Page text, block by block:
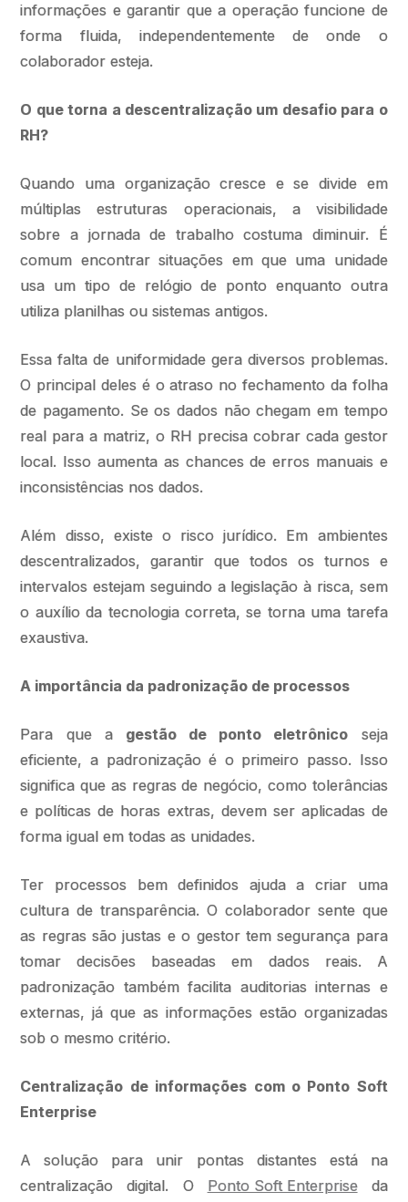
informações e garantir que a operação funcione de
forma fluida, independentemente de onde o
colaborador esteja.
O que torna a descentralização um desafio para o
RH?
Quando uma organização cresce e se divide em
múltiplas estruturas operacionais, a visibilidade
sobre a jornada de trabalho costuma diminuir. É
comum encontrar situações em que uma unidade
usa um tipo de relógio de ponto enquanto outra
utiliza planilhas ou sistemas antigos.
Essa falta de uniformidade gera diversos problemas.
O principal deles é o atraso no fechamento da folha
de pagamento. Se os dados não chegam em tempo
real para a matriz, o RH precisa cobrar cada gestor
local. Isso aumenta as chances de erros manuais e
inconsistências nos dados.
Além disso, existe o risco jurídico. Em ambientes
descentralizados, garantir que todos os turnos e
intervalos estejam seguindo a legislação à risca, sem
o auxílio da tecnologia correta, se torna uma tarefa
exaustiva.
A importância da padronização de processos
Para que a gestão de ponto eletrônico seja
eficiente, a padronização é o primeiro passo. Isso
significa que as regras de negócio, como tolerâncias
e políticas de horas extras, devem ser aplicadas de
forma igual em todas as unidades.
Ter processos bem definidos ajuda a criar uma
cultura de transparência. O colaborador sente que
as regras são justas e o gestor tem segurança para
tomar decisões baseadas em dados reais. A
padronização também facilita auditorias internas e
externas, já que as informações estão organizadas
sob o mesmo critério.
Centralização de informações com o Ponto Soft
Enterprise
A solução para unir pontas distantes está na
centralização digital. O Ponto Soft Enterpriseda